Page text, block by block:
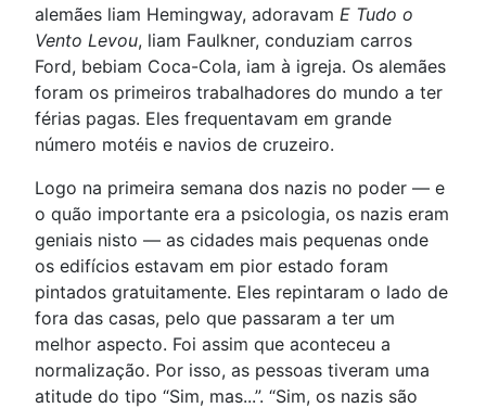
alemães liam Hemingway, adoravam E Tudo o
Vento Levou, liam Faulkner, conduziam carros
Ford, bebiam Coca-Cola, iam à igreja. Os alemães
foram os primeiros trabalhadores do mundo a ter
férias pagas. Eles frequentavam em grande
número motéis e navios de cruzeiro.
Logo na primeira semana dos nazis no poder — e
o quão importante era a psicologia, os nazis eram
geniais nisto — as cidades mais pequenas onde
os edifícios estavam em pior estado foram
pintados gratuitamente. Eles repintaram o lado de
fora das casas, pelo que passaram a ter um
melhor aspecto. Foi assim que aconteceu a
normalização. Por isso, as pessoas tiveram uma
atitude do tipo “Sim, mas...”. “Sim, os nazis são